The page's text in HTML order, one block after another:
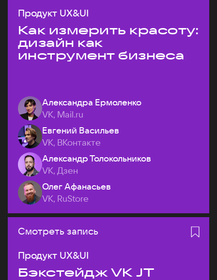
Продукт UX&UI
Как измерить красоту:
дизайн как
инструмент бизнеса
Александра Ермоленко
VK, Mail.ru
Евгений Васильев
VK, ВКонтакте
Александр Толокольников
VK, Дзен
Олег Афанасьев
VK, RuStore
Смотреть запись
Продукт UX&UI
Бэкстейдж VK JT